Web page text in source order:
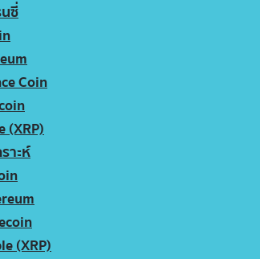
ซี่
Coin
(XRP)
าะห์
(XRP)